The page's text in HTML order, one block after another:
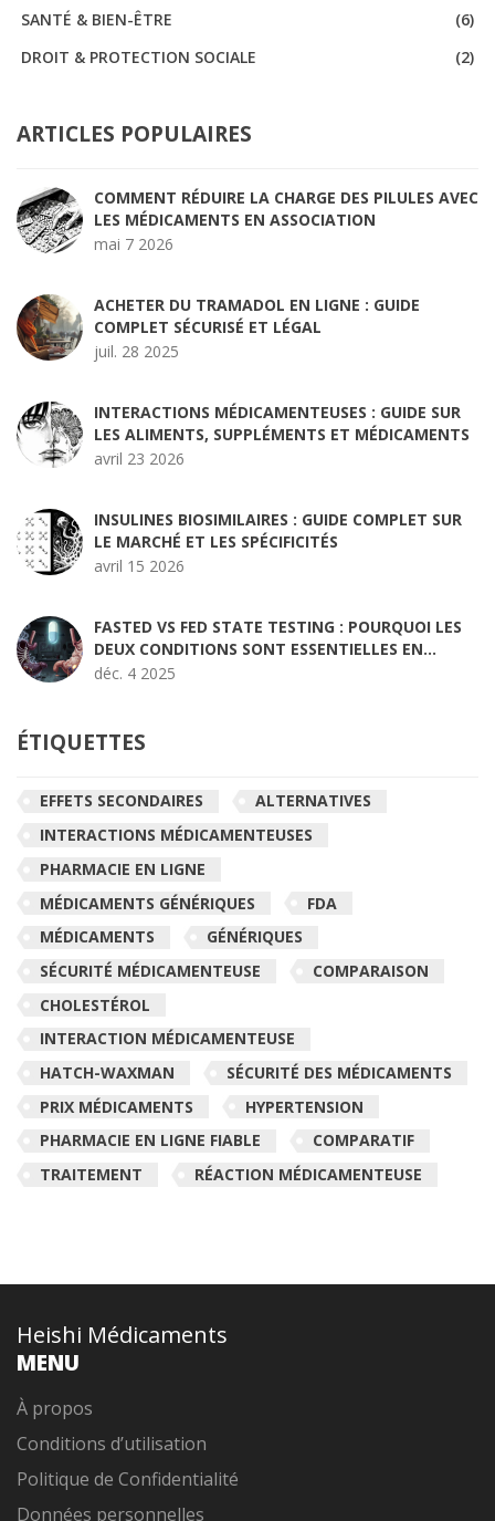
SANTÉ & BIEN-ÊTRE
(6)
DROIT & PROTECTION SOCIALE
(2)
ARTICLES POPULAIRES
COMMENT RÉDUIRE LA CHARGE DES PILULES AVEC
LES MÉDICAMENTS EN ASSOCIATION
mai 7 2026
ACHETER DU TRAMADOL EN LIGNE : GUIDE
COMPLET SÉCURISÉ ET LÉGAL
juil. 28 2025
INTERACTIONS MÉDICAMENTEUSES : GUIDE SUR
LES ALIMENTS, SUPPLÉMENTS ET MÉDICAMENTS
avril 23 2026
INSULINES BIOSIMILAIRES : GUIDE COMPLET SUR
LE MARCHÉ ET LES SPÉCIFICITÉS
avril 15 2026
FASTED VS FED STATE TESTING : POURQUOI LES
DEUX CONDITIONS SONT ESSENTIELLES EN
BIOÉQUIVALENCE
déc. 4 2025
ÉTIQUETTES
EFFETS SECONDAIRES
ALTERNATIVES
INTERACTIONS MÉDICAMENTEUSES
PHARMACIE EN LIGNE
MÉDICAMENTS GÉNÉRIQUES
FDA
MÉDICAMENTS
GÉNÉRIQUES
SÉCURITÉ MÉDICAMENTEUSE
COMPARAISON
CHOLESTÉROL
INTERACTION MÉDICAMENTEUSE
HATCH-WAXMAN
SÉCURITÉ DES MÉDICAMENTS
PRIX MÉDICAMENTS
HYPERTENSION
PHARMACIE EN LIGNE FIABLE
COMPARATIF
TRAITEMENT
RÉACTION MÉDICAMENTEUSE
Heishi Médicaments
MENU
À propos
Conditions d’utilisation
Politique de Confidentialité
Données personnelles